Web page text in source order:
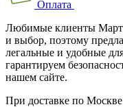
Оплата
Любимые клиенты
и выбор, поэтому
легальные и удобные
гарантируем
нашем сайте.
При доставке по